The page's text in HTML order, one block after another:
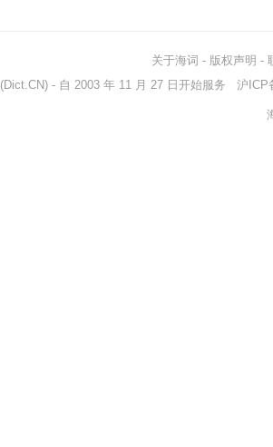
关于海词 - 版权声明 -
(Dict.CN) - 自 2003 年 11 月 27 日开始服务 沪ICP